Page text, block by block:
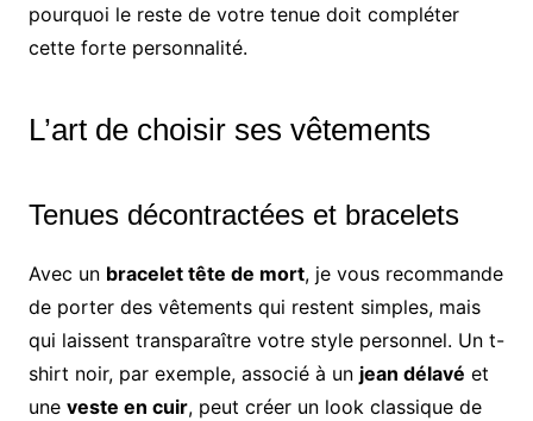
pourquoi le reste de votre tenue doit compléter
cette forte personnalité.
L’art de choisir ses vêtements
Tenues décontractées et bracelets
Avec un bracelet tête de mort, je vous recommande
de porter des vêtements qui restent simples, mais
qui laissent transparaître votre style personnel. Un t-
shirt noir, par exemple, associé à un jean délavé et
une veste en cuir, peut créer un look classique de